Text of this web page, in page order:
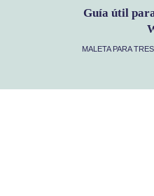
Guía útil
MALETA PARA TRES